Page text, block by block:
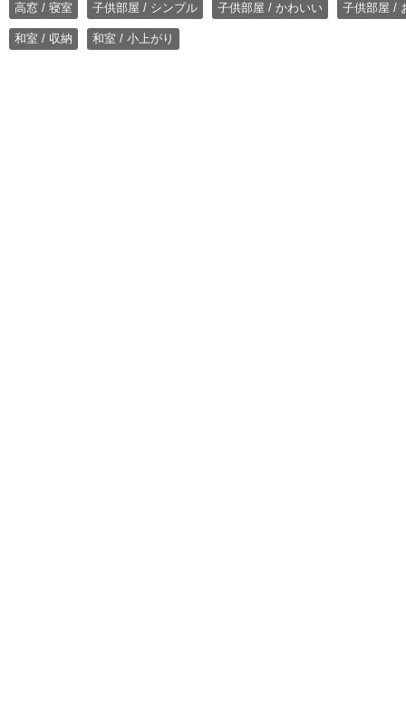
高窓 / 寝室 子供部屋 / シンプル 子供部屋 / かわいい 子供部屋 /
和室 / 収納 和室 / 小上がり